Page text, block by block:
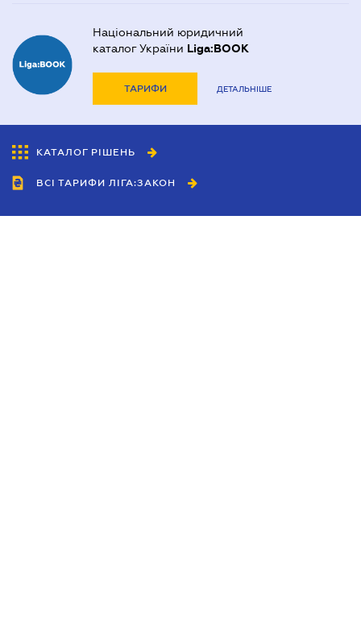
Національний юридичний
каталог України Liga:BOOK
ТАРИФИ ДЕТАЛЬНІШЕ
КАТАЛОГ РІШЕНЬ
ВСІ ТАРИФИ ЛІГА:ЗАКОН